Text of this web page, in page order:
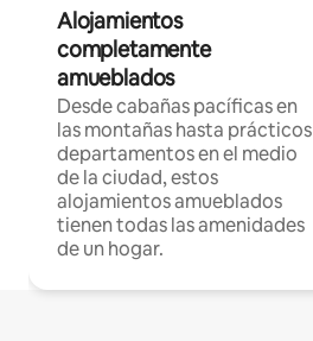
Alojamientos
completamente
amueblados
Desde cabañas pacíficas en
las montañas hasta prácticos
departamentos en el medio
de la ciudad, estos
alojamientos amueblados
tienen todas las amenidades
de un hogar.